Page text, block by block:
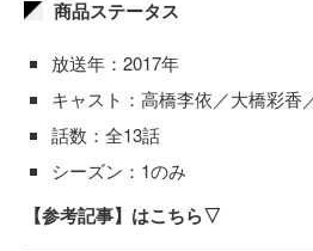
商品ステータス
放送年：2017年
キャスト：高橋李依／大橋彩
話数：全13話
シーズン：1のみ
【参考記事】はこちら▽